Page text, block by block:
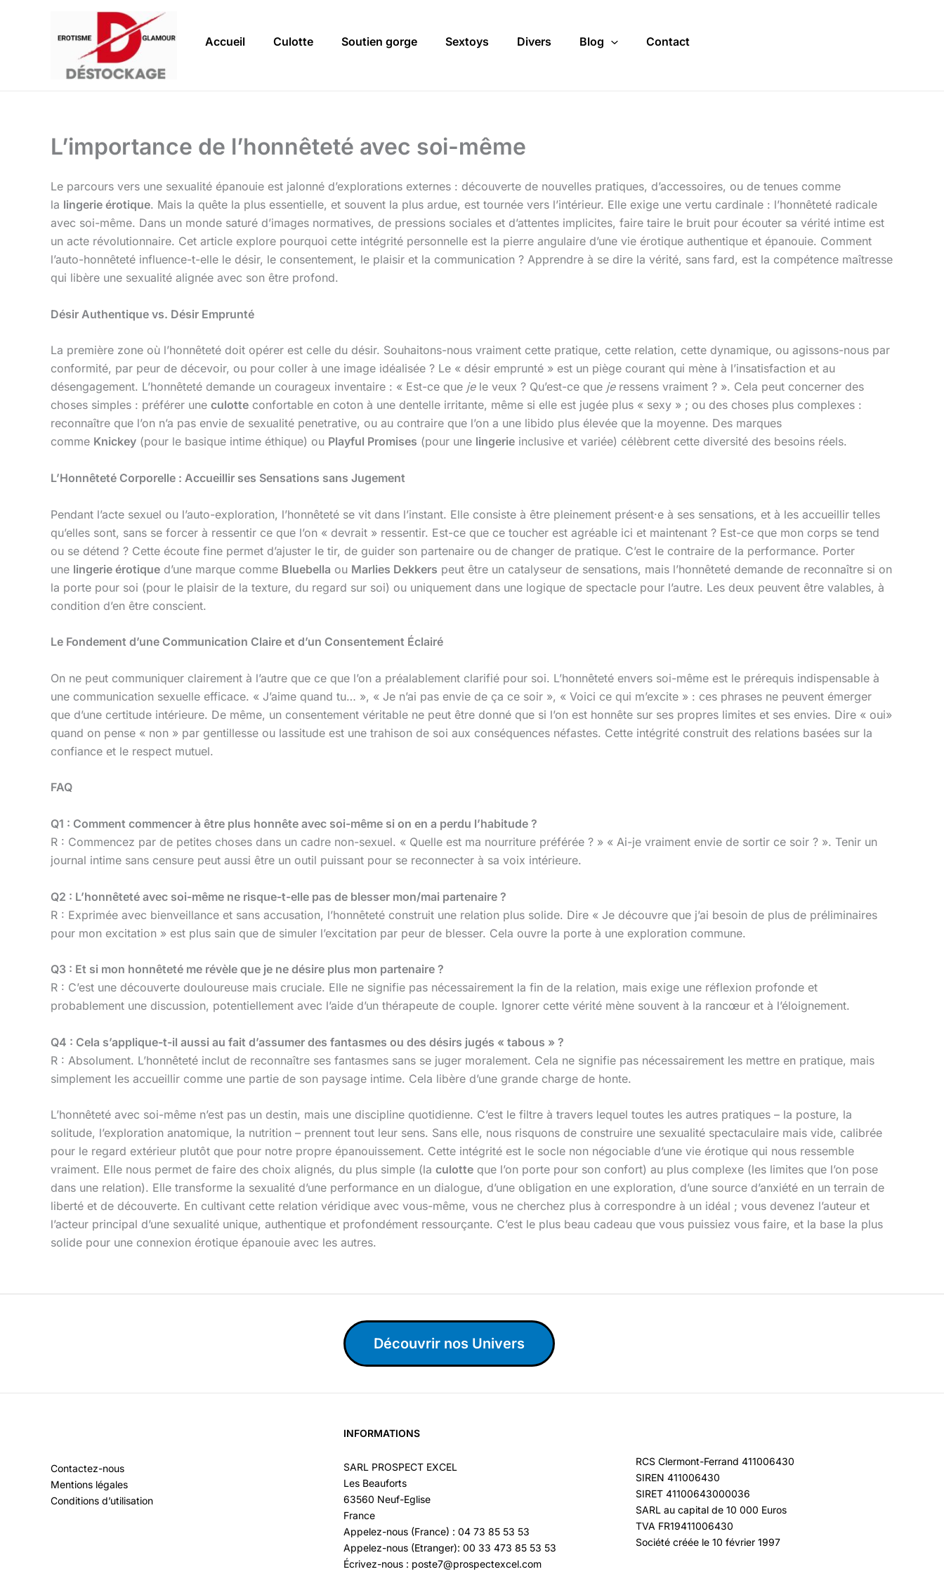
Accueil Culotte Soutien gorge Sextoys Divers Blog Contact
L’importance de l’honnêteté avec soi-même
Le parcours vers une sexualité épanouie est jalonné d’explorations externes : découverte de nouvelles pratiques, d’accessoires, ou de tenues comme
la lingerie érotique. Mais la quête la plus essentielle, et souvent la plus ardue, est tournée vers l’intérieur. Elle exige une vertu cardinale : l’honnêteté radicale
avec soi-même. Dans un monde saturé d’images normatives, de pressions sociales et d’attentes implicites, faire taire le bruit pour écouter sa vérité intime est
un acte révolutionnaire. Cet article explore pourquoi cette intégrité personnelle est la pierre angulaire d’une vie érotique authentique et épanouie. Comment
l’auto-honnêteté influence-t-elle le désir, le consentement, le plaisir et la communication ? Apprendre à se dire la vérité, sans fard, est la compétence maîtresse
qui libère une sexualité alignée avec son être profond.
Désir Authentique vs. Désir Emprunté
La première zone où l’honnêteté doit opérer est celle du désir. Souhaitons-nous vraiment cette pratique, cette relation, cette dynamique, ou agissons-nous par
conformité, par peur de décevoir, ou pour coller à une image idéalisée ? Le « désir emprunté » est un piège courant qui mène à l’insatisfaction et au
désengagement. L’honnêteté demande un courageux inventaire : « Est-ce que jele veux ? Qu’est-ce que jeressens vraiment ? ». Cela peut concerner des
choses simples : préférer une culotte confortable en coton à une dentelle irritante, même si elle est jugée plus « sexy » ; ou des choses plus complexes :
reconnaître que l’on n’a pas envie de sexualité penetrative, ou au contraire que l’on a une libido plus élevée que la moyenne. Des marques
comme Knickey (pour le basique intime éthique) ou Playful Promises (pour une lingerie inclusive et variée) célèbrent cette diversité des besoins réels.
L’Honnêteté Corporelle : Accueillir ses Sensations sans Jugement
Pendant l’acte sexuel ou l’auto-exploration, l’honnêteté se vit dans l’instant. Elle consiste à être pleinement présent·e à ses sensations, et à les accueillir telles
qu’elles sont, sans se forcer à ressentir ce que l’on « devrait » ressentir. Est-ce que ce toucher est agréable ici et maintenant ? Est-ce que mon corps se tend
ou se détend ? Cette écoute fine permet d’ajuster le tir, de guider son partenaire ou de changer de pratique. C’est le contraire de la performance. Porter
une lingerie érotique d’une marque comme Bluebella ou Marlies Dekkers peut être un catalyseur de sensations, mais l’honnêteté demande de reconnaître si on
la porte pour soi (pour le plaisir de la texture, du regard sur soi) ou uniquement dans une logique de spectacle pour l’autre. Les deux peuvent être valables, à
condition d’en être conscient.
Le Fondement d’une Communication Claire et d’un Consentement Éclairé
On ne peut communiquer clairement à l’autre que ce que l’on a préalablement clarifié pour soi. L’honnêteté envers soi-même est le prérequis indispensable à
une communication sexuelle efficace. « J’aime quand tu… », « Je n’ai pas envie de ça ce soir », « Voici ce qui m’excite » : ces phrases ne peuvent émerger
que d’une certitude intérieure. De même, un consentement véritable ne peut être donné que si l’on est honnête sur ses propres limites et ses envies. Dire « oui»
quand on pense « non » par gentillesse ou lassitude est une trahison de soi aux conséquences néfastes. Cette intégrité construit des relations basées sur la
confiance et le respect mutuel.
FAQ
Q1 : Comment commencer à être plus honnête avec soi-même si on en a perdu l’habitude ?
R : Commencez par de petites choses dans un cadre non-sexuel. « Quelle est ma nourriture préférée ? » « Ai-je vraiment envie de sortir ce soir ? ». Tenir un
journal intime sans censure peut aussi être un outil puissant pour se reconnecter à sa voix intérieure.
Q2 : L’honnêteté avec soi-même ne risque-t-elle pas de blesser mon/mai partenaire ?
R : Exprimée avec bienveillance et sans accusation, l’honnêteté construit une relation plus solide. Dire « Je découvre que j’ai besoin de plus de préliminaires
pour mon excitation » est plus sain que de simuler l’excitation par peur de blesser. Cela ouvre la porte à une exploration commune.
Q3 : Et si mon honnêteté me révèle que je ne désire plus mon partenaire ?
R : C’est une découverte douloureuse mais cruciale. Elle ne signifie pas nécessairement la fin de la relation, mais exige une réflexion profonde et
probablement une discussion, potentiellement avec l’aide d’un thérapeute de couple. Ignorer cette vérité mène souvent à la rancœur et à l’éloignement.
Q4 : Cela s’applique-t-il aussi au fait d’assumer des fantasmes ou des désirs jugés « tabous » ?
R : Absolument. L’honnêteté inclut de reconnaître ses fantasmes sans se juger moralement. Cela ne signifie pas nécessairement les mettre en pratique, mais
simplement les accueillir comme une partie de son paysage intime. Cela libère d’une grande charge de honte.
L’honnêteté avec soi-même n’est pas un destin, mais une discipline quotidienne. C’est le filtre à travers lequel toutes les autres pratiques – la posture, la
solitude, l’exploration anatomique, la nutrition – prennent tout leur sens. Sans elle, nous risquons de construire une sexualité spectaculaire mais vide, calibrée
pour le regard extérieur plutôt que pour notre propre épanouissement. Cette intégrité est le socle non négociable d’une vie érotique qui nous ressemble
vraiment. Elle nous permet de faire des choix alignés, du plus simple (la culotte que l’on porte pour son confort) au plus complexe (les limites que l’on pose
dans une relation). Elle transforme la sexualité d’une performance en un dialogue, d’une obligation en une exploration, d’une source d’anxiété en un terrain de
liberté et de découverte. En cultivant cette relation véridique avec vous-même, vous ne cherchez plus à correspondre à un idéal ; vous devenez l’auteur et
l’acteur principal d’une sexualité unique, authentique et profondément ressourçante. C’est le plus beau cadeau que vous puissiez vous faire, et la base la plus
solide pour une connexion érotique épanouie avec les autres.
Découvrir nos Univers
Contactez-nous
Mentions légales
Conditions d’utilisation
INFORMATIONS
SARL PROSPECT EXCEL
Les Beauforts
63560 Neuf-Eglise
France
Appelez-nous (France) : 04 73 85 53 53
Appelez-nous (Etranger): 00 33 473 85 53 53
Écrivez-nous : poste7@prospectexcel.com
RCS Clermont-Ferrand 411006430
SIREN 411006430
SIRET 41100643000036
SARL au capital de 10 000 Euros
TVA FR19411006430
Société créée le 10 février 1997